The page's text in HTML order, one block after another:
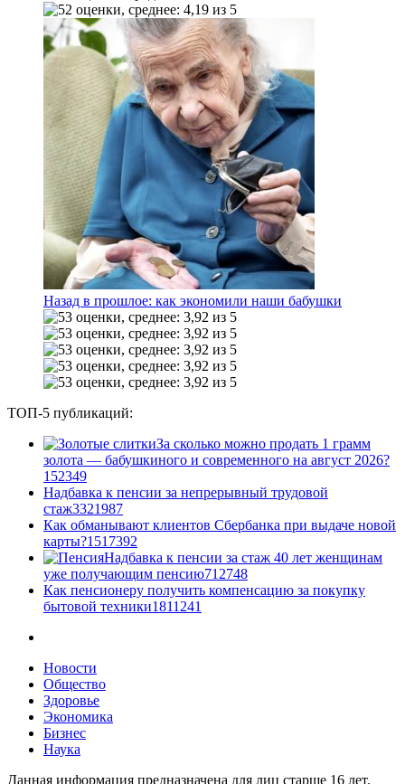
Назад в прошлое: как экономили наши бабушки
ТОП-5 публикаций:
За сколько можно продать 1 грамм
золота — бабушкиного и современного на август 2026?
1 52349
Надбавка к пенсии за непрерывный трудовой
стаж3321987
Как обманывают клиентов Сбербанка при выдаче новой
карты?1517392
Надбавка к пенсии за стаж 40 лет женщинам
уже получающим пенсию712748
Как пенсионеру получить компенсацию за покупку
бытовой техники1811241
Новости
Общество
Здоровье
Экономика
Бизнес
Наука
Данная информация предназначена для лиц старше 16 лет.